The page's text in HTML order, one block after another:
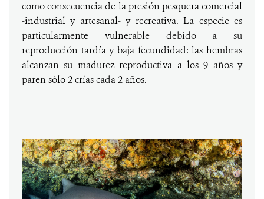
como consecuencia de la presión pesquera comercial
-industrial y artesanal- y recreativa. La especie es
particularmente vulnerable debido a su
reproducción tardía y baja fecundidad: las hembras
alcanzan su madurez reproductiva a los 9 años y
paren sólo 2 crías cada 2 años.